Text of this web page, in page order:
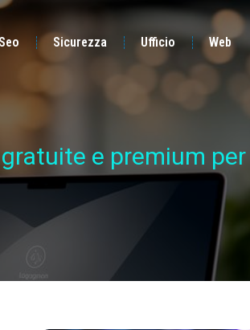
Seo Sicurezza Ufficio Web
e premium